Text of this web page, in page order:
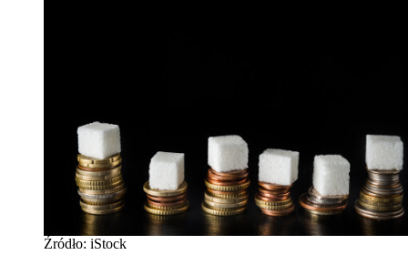
Źródło: iStock